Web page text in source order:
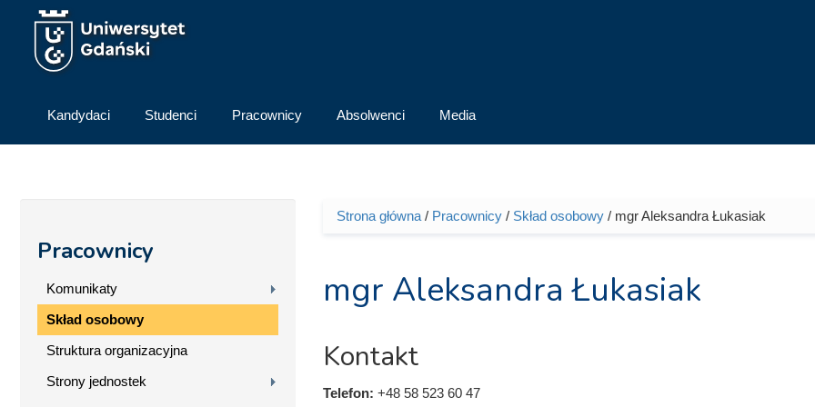
Przejdź do treści
Kandydaci Studenci Pracownicy Absolwenci Media
Pracownicy
Komunikaty
Skład osobowy
Struktura organizacyjna
Strony jednostek
Jesteś tutaj
Strona główna/ Pracownicy/ Skład osobowy/ mgr Aleksandra Łukasiak
mgr Aleksandra Łukasiak
Kontakt
Telefon: +48 58 523 60 47